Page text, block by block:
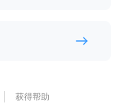
获得帮助